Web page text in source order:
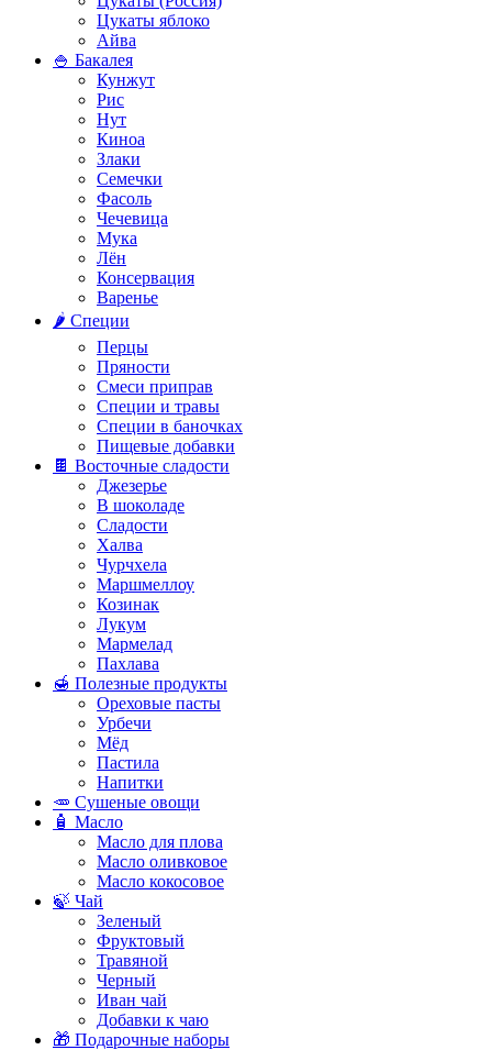
Цукаты яблоко
Айва
🍚 Бакалея
Кунжут
Рис
Нут
Киноа
Злаки
Семечки
Фасоль
Чечевица
Мука
Лён
Консервация
Варенье
🌶️ Специи
Перцы
Пряности
Смеси приправ
Специи и травы
Специи в баночках
Пищевые добавки
🍫 Восточные сладости
Джезерье
В шоколаде
Сладости
Халва
Чурчхела
Маршмеллоу
Козинак
Лукум
Мармелад
Пахлава
🍯 Полезные продукты
Ореховые пасты
Урбечи
Мёд
Пастила
Напитки
🥕 Сушеные овощи
🧴 Масло
Масло для плова
Масло оливковое
Масло кокосовое
🍃 Чай
Зеленый
Фруктовый
Травяной
Черный
Иван чай
Добавки к чаю
🎁 Подарочные наборы